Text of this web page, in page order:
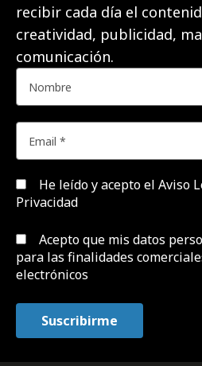
recibir cada día el
creatividad, publicidad,
comunicación.
He leído y acepto el Aviso
Privacidad
Acepto que mis datos
para las finalidades
electrónicos